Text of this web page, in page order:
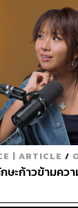
นังสือ Why
ารมณ์เป็นสิ่งที่
ย จิตใจ สภาพ
ารถจัดการได้
ก “ความต้องก
กกว่าความผิดป
องต่อความต้อ
มณ์ของคุณ วิธี
กำลังคิดอะไร
าห์ก่อนหน้านี้ท
| ARTICLE /
กษะก้าวข้ามค